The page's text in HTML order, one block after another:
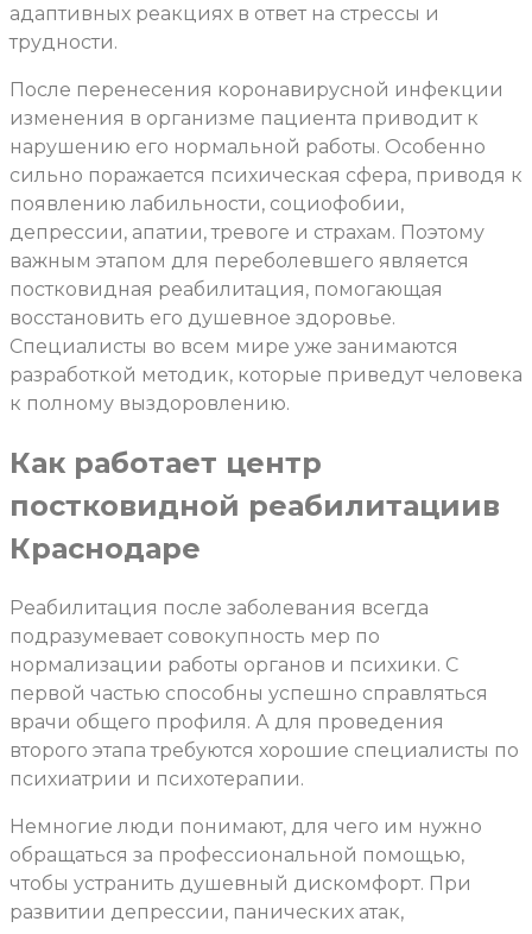
адаптивных реакциях в ответ на стрессы и
трудности.
После перенесения коронавирусной инфекции
изменения в организме пациента приводит к
нарушению его нормальной работы. Особенно
сильно поражается психическая сфера, приводя к
появлению лабильности, социофобии,
депрессии, апатии, тревоге и страхам. Поэтому
важным этапом для переболевшего является
постковидная реабилитация, помогающая
восстановить его душевное здоровье.
Специалисты во всем мире уже занимаются
разработкой методик, которые приведут человека
к полному выздоровлению.
Как работает центр
постковидной реабилитациив
Краснодаре
Реабилитация после заболевания всегда
подразумевает совокупность мер по
нормализации работы органов и психики. С
первой частью способны успешно справляться
врачи общего профиля. А для проведения
второго этапа требуются хорошие специалисты по
психиатрии и психотерапии.
Немногие люди понимают, для чего им нужно
обращаться за профессиональной помощью,
чтобы устранить душевный дискомфорт. При
развитии депрессии, панических атак,